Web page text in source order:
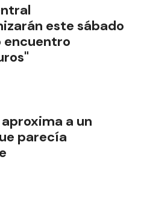
este sábado
encuentro
a un
parecía